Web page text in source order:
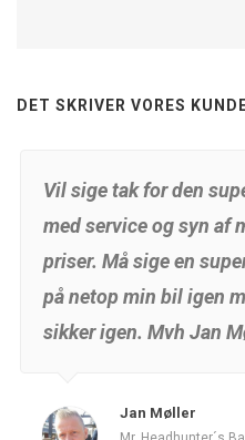
DET SKRIVER VORES
Vil sige tak for den
med service og syn af
priser. Må sige en
på netop min bil igen
sikker igen. Mvh Jan
Jan Møller